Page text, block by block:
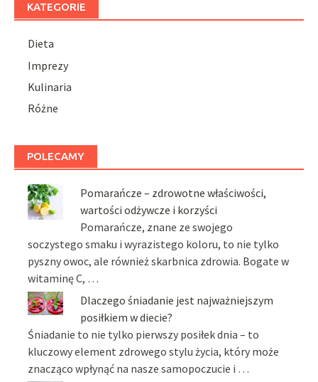
KATEGORIE
Dieta
Imprezy
Kulinaria
Różne
POLECAMY
Pomarańcze – zdrowotne właściwości,
wartości odżywcze i korzyści
Pomarańcze, znane ze swojego
soczystego smaku i wyrazistego koloru, to nie tylko
pyszny owoc, ale również skarbnica zdrowia. Bogate w
witaminę C, …
Dlaczego śniadanie jest najważniejszym
posiłkiem w diecie?
Śniadanie to nie tylko pierwszy posiłek dnia – to
kluczowy element zdrowego stylu życia, który może
znacząco wpłynąć na nasze samopoczucie i …